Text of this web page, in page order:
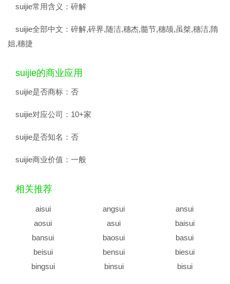
suijie常用含义： 碎解
suijie全部中文： 碎解,碎界,随洁,穗杰,髓节,穗颉,虽桀,穗洁,隋
姐,穗捷
suijie的商业应用
suijie是否商标： 否
suijie对应公司： 10+家
suijie是否知名： 否
suijie商业价值： 一般
相关推荐
aisui angsui
ansui
aosui
asui
baisui
bansui
baosui
basui
beisui
bensui
biesui
bingsui
binsui
bisui